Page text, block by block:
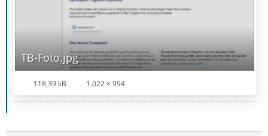
TB-Foto.jpg
118,39 kB 1.022 × 994